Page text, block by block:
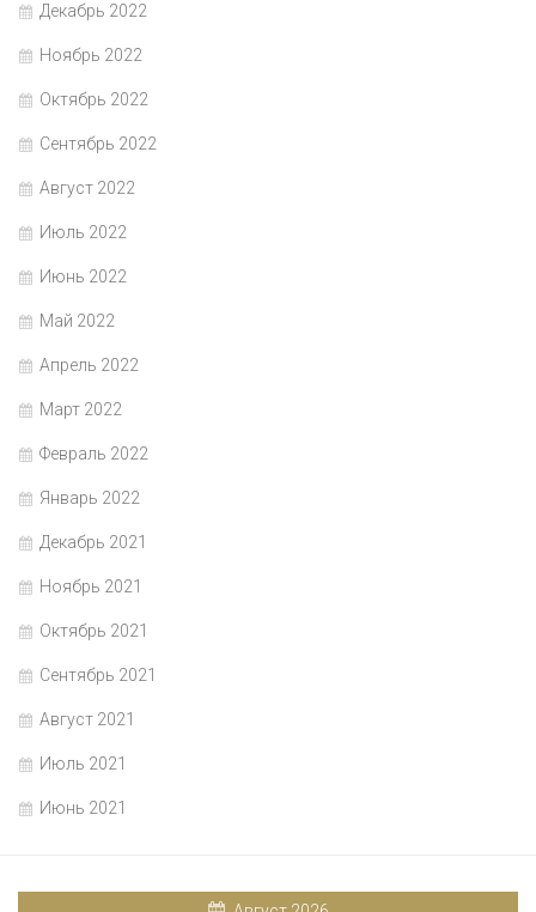
Декабрь 2022
Ноябрь 2022
Октябрь 2022
Сентябрь 2022
Август 2022
Июль 2022
Июнь 2022
Май 2022
Апрель 2022
Март 2022
Февраль 2022
Январь 2022
Декабрь 2021
Ноябрь 2021
Октябрь 2021
Сентябрь 2021
Август 2021
Июль 2021
Июнь 2021